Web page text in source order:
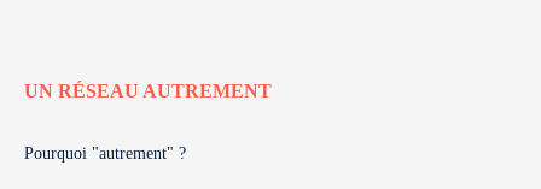
UN RÉSEAU AUTREMENT
Pourquoi "autrement" ?